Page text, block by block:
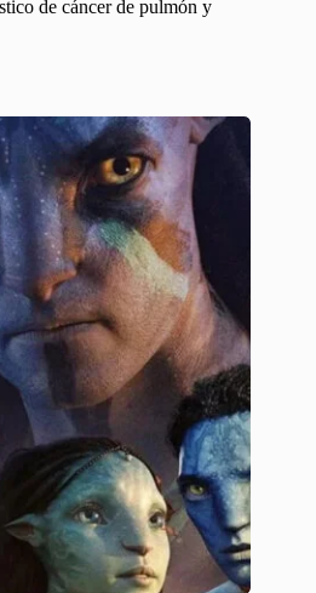
de cáncer de pulmón y